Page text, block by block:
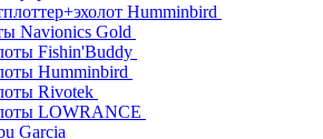
Humminbird
Navionics Gold
Fishin'Buddy
Humminbird
Rivotek
LOWRANCE
Garcia